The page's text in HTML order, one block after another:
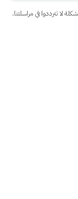
لا تترددوا في مراسلتنا.